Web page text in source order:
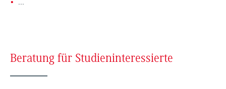
...
Beratung für Studieninteressierte